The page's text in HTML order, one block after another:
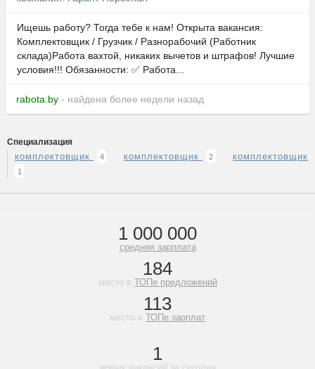
Ищешь работу? Тогда тебе к нам! Открыта вакансия:
Комплектовщик / Грузчик / Разнорабочий (Работник
склада)Работа вахтой, никаких вычетов и штрафов! Лучшие
условия!!! Обязанности: ✅ Работа...
rabota.by - найдена более недели назад
Специализация
комплектовщик 4 комплектовщик 2 комплектовщик
1
1 000 000
средняя зарплата
184
место в ТОПе предложений
113
место в ТОПе зарплат
1